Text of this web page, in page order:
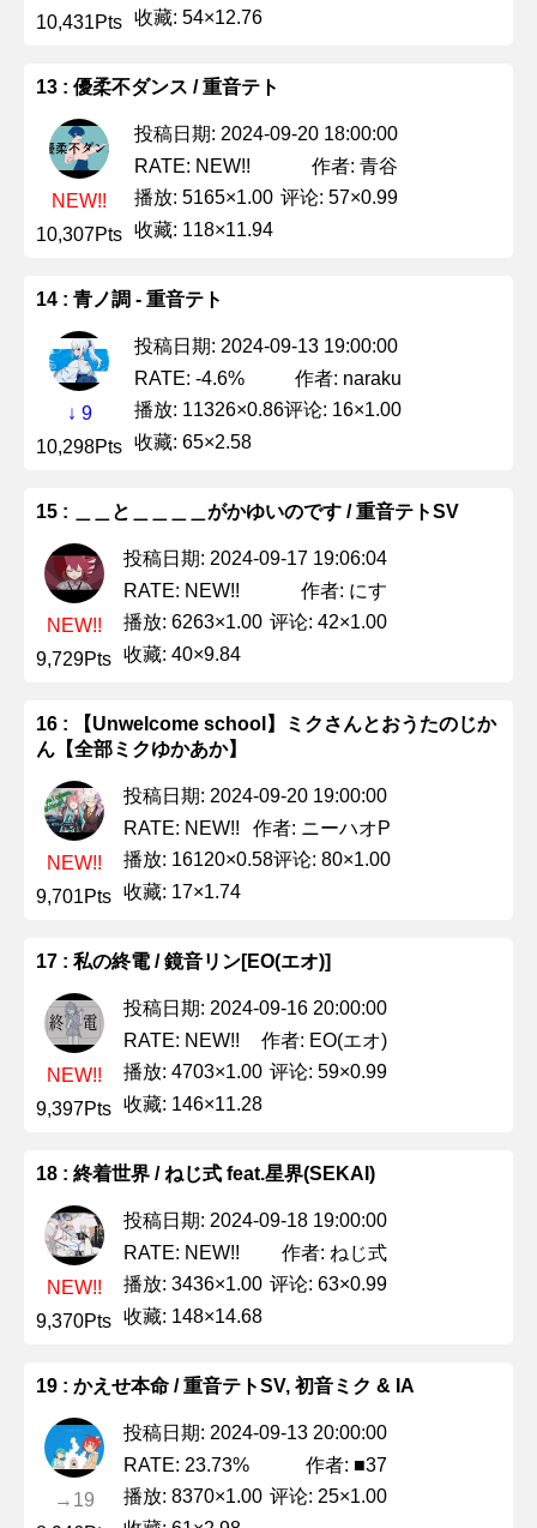
10,431Pts 收藏: 54×12.76
13 : 優柔不ダンス / 重音テト
NEW!!
10,307Pts
投稿日期: 2024-09-20 18:00:00
RATE: NEW!!
作者: 青谷
播放: 5165×1.00 评论: 57×0.99
收藏: 118×11.94
14 : 青ノ調 - 重音テト
↓ 9
10,298Pts
投稿日期: 2024-09-13 19:00:00
RATE: -4.6%
作者: naraku
播放: 11326×0.86评论: 16×1.00
收藏: 65×2.58
15 : ＿＿と＿＿＿＿がかゆいのです / 重音テトSV
NEW!!
9,729Pts
投稿日期: 2024-09-17 19:06:04
RATE: NEW!!
作者: にす
播放: 6263×1.00 评论: 42×1.00
收藏: 40×9.84
16 : 【Unwelcome school】ミクさんとおうたのじか
ん【全部ミクゆかあか】
NEW!!
9,701Pts
投稿日期: 2024-09-20 19:00:00
RATE: NEW!!
作者: ニーハオP
播放: 16120×0.58评论: 80×1.00
收藏: 17×1.74
17 : 私の終電 / 鏡音リン[EO(エオ)]
NEW!!
9,397Pts
投稿日期: 2024-09-16 20:00:00
RATE: NEW!!
作者: EO(エオ)
播放: 4703×1.00 评论: 59×0.99
收藏: 146×11.28
18 : 終着世界 / ねじ式 feat.星界(SEKAI)
NEW!!
9,370Pts
投稿日期: 2024-09-18 19:00:00
RATE: NEW!!
作者: ねじ式
播放: 3436×1.00 评论: 63×0.99
收藏: 148×14.68
19 : かえせ本命 / 重音テトSV, 初音ミク & IA
→19
投稿日期: 2024-09-13 20:00:00
RATE: 23.73%
作者: ■37
播放: 8370×1.00 评论: 25×1.00